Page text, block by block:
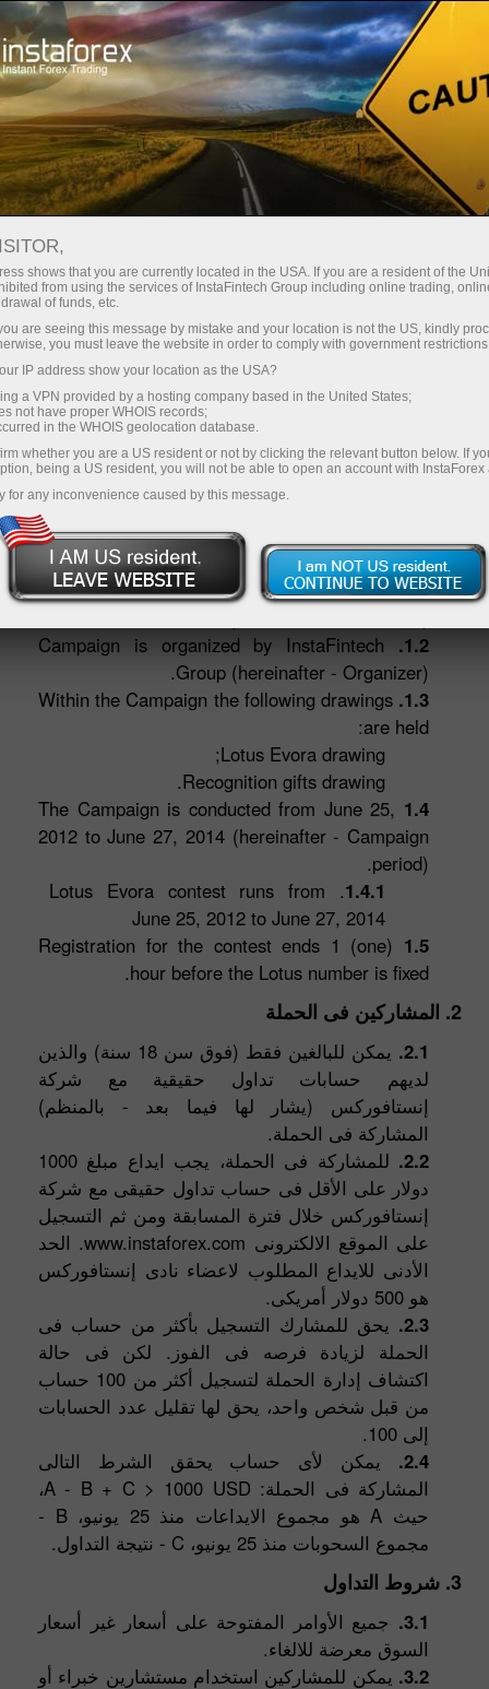
CONTESTS
Conditions
افتح حساب تداول
قواعد حملة "السيارة لوتس هى بونص
1. أحكام عامة
1.1.
Campaign Title - "Sports Lotus is Your
1.2.
Campaign is organized by InstaFintech
Group (hereinafter - Organizer).
1.3.
Within the Campaign the following drawings
are held:
Lotus Evora drawing;
Recognition gifts drawing.
1.4
The Campaign is conducted from June 25,
2012 to June 27, 2014 (hereinafter - Campaign
period).
1.4.1
. Lotus Evora contest runs from
June 25, 2012 to June 27, 2014
1.5
Registration for the contest ends 1 (one)
hour before the Lotus number is fixed.
2. المشاركين فى الحملة
2.1.
يمكن للبالغين فقط (فوق سن 18 سنة) والذين
لديهم حسابات تداول حقيقية مع شركة
إنستافوركس (يشار لها فيما بعد - بالمنظم)
المشاركة فى الحملة.
2.2.
للمشاركة فى الحملة، يجب ايداع مبلغ 1000
دولار على الأقل فى حساب تداول حقيقى مع شركة
إنستافوركس خلال فترة المسابقة ومن ثم التسجيل
على الموقع الالكترونى www.instaforex.com. الحد
الأدنى للايداع المطلوب لاعضاء نادى إنستافوركس
هو 500 دولار أمريكى.
2.3.
يحق للمشارك التسجيل بأكثر من حساب فى
الحملة لزيادة فرصه فى الفوز. لكن فى حالة
اكتشاف إدارة الحملة لتسجيل أكثر من 100 حساب
من قبل شخص واحد، يحق لها تقليل عدد الحسابات
إلى 100.
2.4.
يمكن لأى حساب يحقق الشرط التالى
المشاركة فى الحملة: A - B + C > 1000 USD،
حيث A هو مجموع الايداعات منذ 25 يونيو، B -
مجموع السحوبات منذ 25 يونيو، C - نتيجة التداول.
3. شروط التداول
3.1.
جميع الأوامر المفتوحة على أسعار غير أسعار
السوق معرضة للالغاء.
3.2. يمكن للمشاركين استخدام مستشارين خبراء أو
shows that you are currently located in the USA. If you are a resident of the
from using the services of InstaFintech Group including online trading,
of funds, etc.
are seeing this message by mistake and your location is not the US, kindly
you must leave the website in order to comply with government
IP address show your location as the USA?
a VPN provided by a hosting company based in the United States;
not have proper WHOIS records;
in the WHOIS geolocation database.
whether you are a US resident or not by clicking the relevant button below. If
being a US resident, you will not be able to open an account with InstaForex
for any inconvenience caused by this message.